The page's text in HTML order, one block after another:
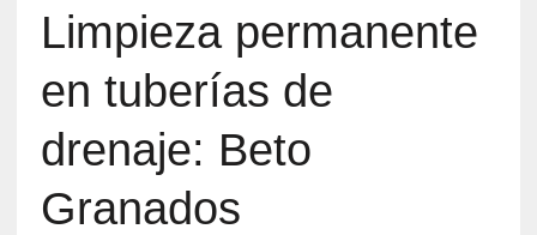
Limpieza permanente
en tuberías de
drenaje: Beto
Granados